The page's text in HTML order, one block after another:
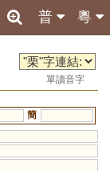
粵
普
單讀音字
簡